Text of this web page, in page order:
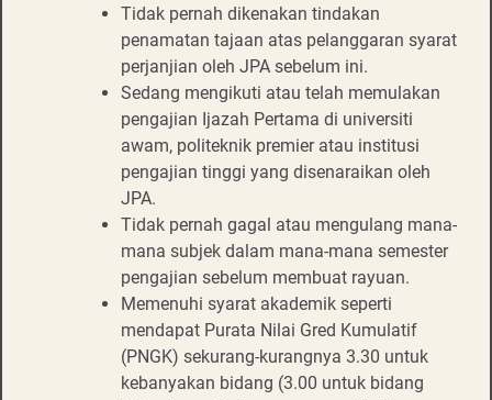
Tidak pernah dikenakan tindakan
penamatan tajaan atas pelanggaran syarat
perjanjian oleh JPA sebelum ini.
Sedang mengikuti atau telah memulakan
pengajian Ijazah Pertama di universiti
awam, politeknik premier atau institusi
pengajian tinggi yang disenaraikan oleh
JPA.
Tidak pernah gagal atau mengulang mana-
mana subjek dalam mana-mana semester
pengajian sebelum membuat rayuan.
Memenuhi syarat akademik seperti
mendapat Purata Nilai Gred Kumulatif
(PNGK) sekurang-kurangnya 3.30 untuk
kebanyakan bidang (3.00 untuk bidang